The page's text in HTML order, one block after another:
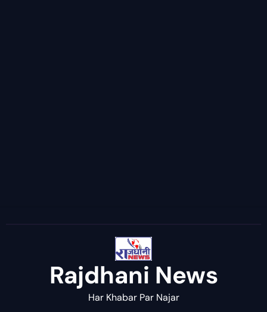
Rajdhani News
Har Khabar Par Najar